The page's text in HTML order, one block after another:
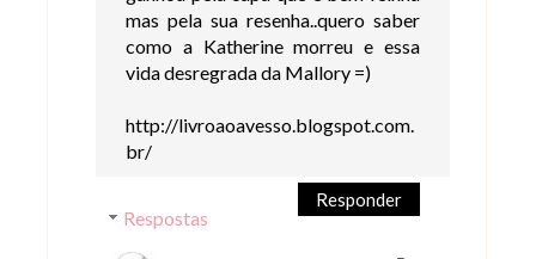
mas pela sua resenha..quero saber
como a Katherine morreu e essa
vida desregrada da Mallory =)
http://livroaoavesso.blogspot.com.
br/
Responder
Respostas